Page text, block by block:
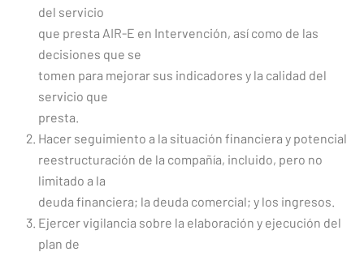
del servicio
que presta AIR-E en Intervención, así como de las
decisiones que se
tomen para mejorar sus indicadores y la calidad del
servicio que
presta.
Hacer seguimiento a la situación financiera y potencial
reestructuración de la compañía, incluido, pero no
limitado a la
deuda financiera; la deuda comercial; y los ingresos.
Ejercer vigilancia sobre la elaboración y ejecución del
plan de